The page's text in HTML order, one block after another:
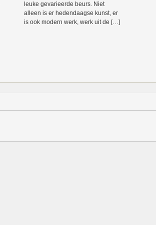
leuke gevarieerde beurs. Niet
alleen is er hedendaagse kunst, er
is ook modern werk, werk uit de […]